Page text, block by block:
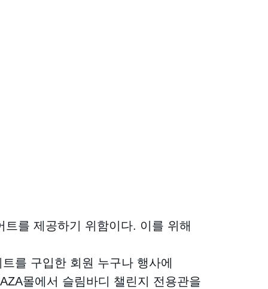
를 제공하기 위함이다. 이를 위해
를 구입한 회원 누구나 행사에
몰에서 슬림바디 챌린지 전용관을